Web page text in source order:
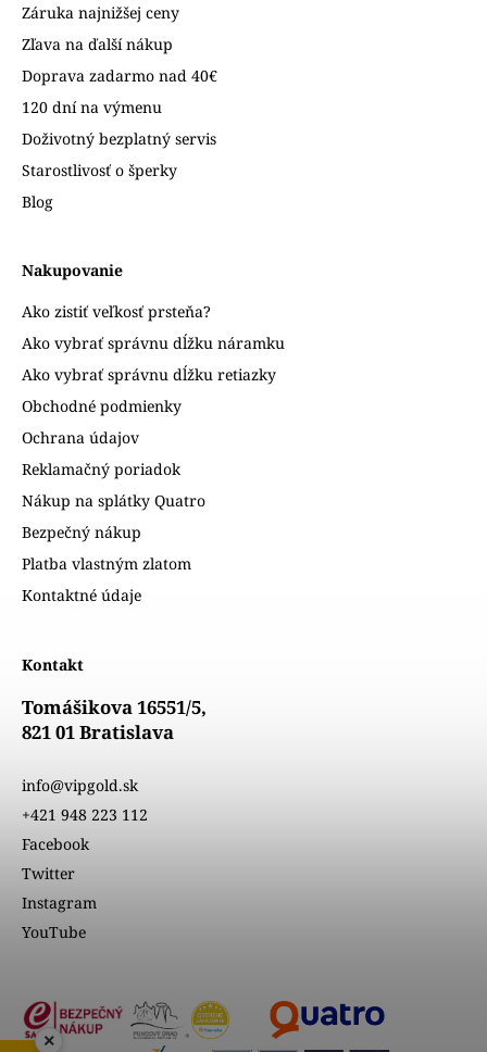
Záruka najnižšej ceny
Zľava na ďalší nákup
Doprava zadarmo nad 40€
120 dní na výmenu
Doživotný bezplatný servis
Starostlivosť o šperky
Blog
Nakupovanie
Ako zistiť veľkosť prsteňa?
Ako vybrať správnu dĺžku náramku
Ako vybrať správnu dĺžku retiazky
Obchodné podmienky
Ochrana údajov
Reklamačný poriadok
Nákup na splátky Quatro
Bezpečný nákup
Platba vlastným zlatom
Kontaktné údaje
Kontakt
Tomášikova 16551/5,
821 01 Bratislava
info@vipgold.sk
+421 948 223 112
Facebook
Twitter
Instagram
YouTube
×